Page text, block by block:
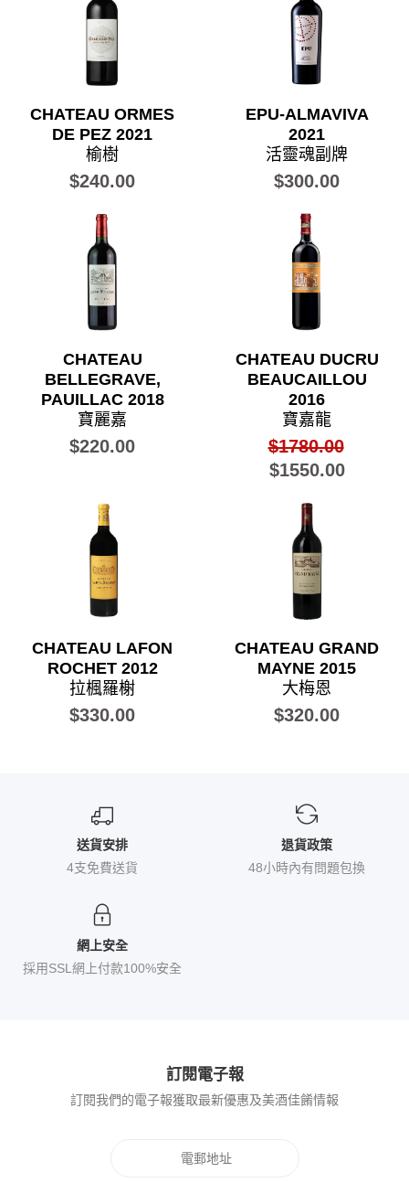
CHATEAU ORMES
DE PEZ 2021
榆樹
$240.00
EPU-ALMAVIVA
2021
活靈魂副牌
$300.00
CHATEAU
BELLEGRAVE,
PAUILLAC 2018
寶麗嘉
$220.00
CHATEAU DUCRU
BEAUCAILLOU
2016
寶嘉龍
$1780.00
$1550.00
CHATEAU LAFON
ROCHET 2012
拉楓羅榭
$330.00
CHATEAU GRAND
MAYNE 2015
大梅恩
$320.00
送貨安排
4支免費送貨
退貨政策
48小時內有問題包換
網上安全
採用SSL網上付款100%安全
訂閱電子報
訂閱我們的電子報獲取最新優惠及美酒佳餚情報